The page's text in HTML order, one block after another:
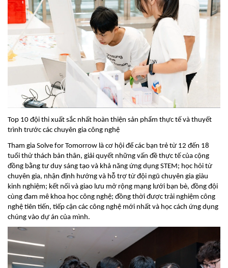
Top 10 đội thi xuất sắc nhất hoàn thiện sản phẩm thực tế và thuyết
trình trước các chuyên gia công nghệ
Tham gia Solve for Tomorrow là cơ hội để các bạn trẻ từ 12 đến 18
tuổi thử thách bản thân, giải quyết những vấn đề thực tế của cộng
đồng bằng tư duy sáng tạo và khả năng ứng dụng STEM; học hỏi từ
chuyên gia, nhận định hướng và hỗ trợ từ đội ngũ chuyên gia giàu
kinh nghiệm; kết nối và giao lưu mở rộng mạng lưới bạn bè, đồng đội
cùng đam mê khoa học công nghệ; đồng thời được trải nghiệm công
nghệ tiên tiến, tiếp cận các công nghệ mới nhất và học cách ứng dụng
chúng vào dự án của mình.